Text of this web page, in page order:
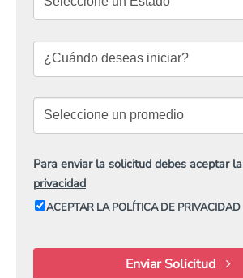
Para enviar la solicitud debes aceptar la
privacidad
ACEPTAR LA POLÍTICA DE PRIVACIDAD
Enviar Solicitud